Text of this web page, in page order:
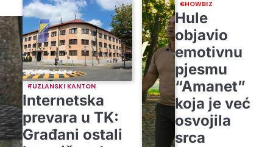
TUZLANSKI KANTON
Internetska
prevara u TK:
Građani ostali
SHOWBIZ
Hule
objavio
emotivnu
pjesmu
“Amanet”
koja je već
osvojila
srca